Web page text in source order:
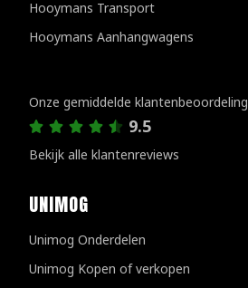
Hooymans Transport
Hooymans Aanhangwagens
Onze gemiddelde klantenbeoordeling
9.5
Bekijk alle klantenreviews
UNIMOG
Unimog Onderdelen
Unimog Kopen of verkopen